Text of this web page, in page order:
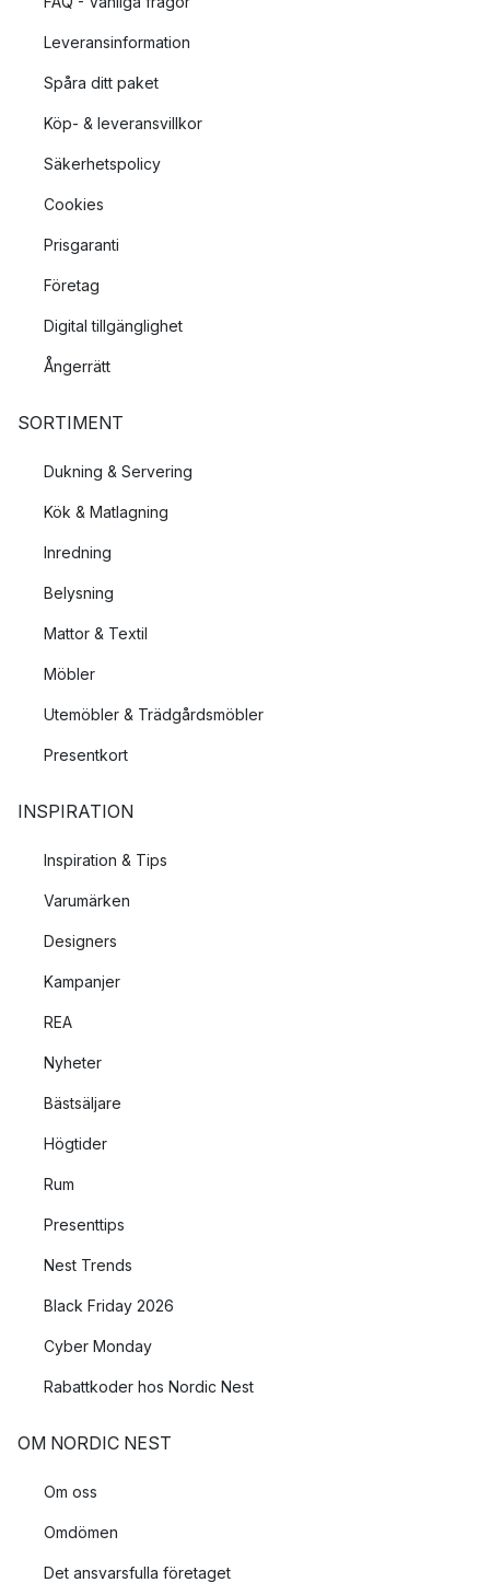
Leveransinformation
Spåra ditt paket
Köp- & leveransvillkor
Säkerhetspolicy
Cookies
Prisgaranti
Företag
Digital tillgänglighet
Ångerrätt
SORTIMENT
Dukning & Servering
Kök & Matlagning
Inredning
Belysning
Mattor & Textil
Möbler
Utemöbler & Trädgårdsmöbler
Presentkort
INSPIRATION
Inspiration & Tips
Varumärken
Designers
Kampanjer
REA
Nyheter
Bästsäljare
Högtider
Rum
Presenttips
Nest Trends
Black Friday 2026
Cyber Monday
Rabattkoder hos Nordic Nest
OM NORDIC NEST
Om oss
Omdömen
Det ansvarsfulla företaget